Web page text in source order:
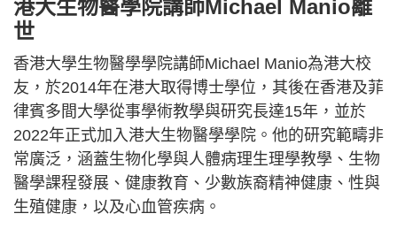
港大生物醫學院講師Michael Manio離
世
香港大學生物醫學學院講師Michael Manio為港大校
友，於2014年在港大取得博士學位，其後在香港及菲
律賓多間大學從事學術教學與研究長達15年，並於
2022年正式加入港大生物醫學學院。他的研究範疇非
常廣泛，涵蓋生物化學與人體病理生理學教學、生物
醫學課程發展、健康教育、少數族裔精神健康、性與
生殖健康，以及心血管疾病。